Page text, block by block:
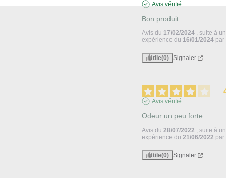
Avis vérifié
Bon produit
Avis du 17/02/2024 , suite à
expérience du 16/01/2024 par
Utile(0) Signaler
Avis vérifié
Odeur un peu forte
Avis du28/07/2022 , suite à
expérience du21/06/2022 par
Utile(0) Signaler